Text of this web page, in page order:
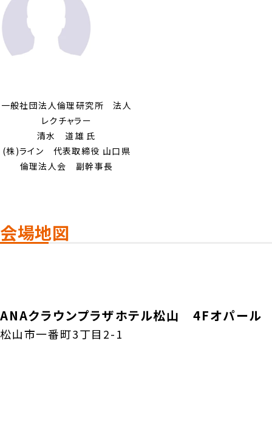
一般社団法人倫理研究所 法人
レクチャラー
清水 道雄 氏
(株)ライン 代表取締役 山口県
倫理法人会 副幹事長
会場地図
ANAクラウンプラザホテル松山 4Fオパール
松山市一番町3丁目2-1